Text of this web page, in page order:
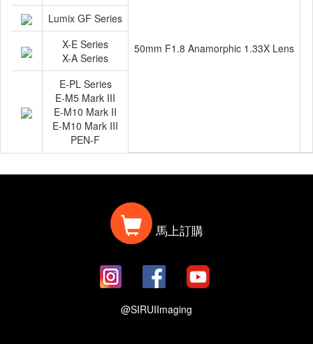
50mm F1.8 Anamorphic 1.33X Lens
Lumix GF Series
X-E Series
X-A Series
E-PL Series
E-M5 Mark III
E-M10 Mark II
E-M10 Mark III
PEN-F
馬上訂購
@SIRUIImaging